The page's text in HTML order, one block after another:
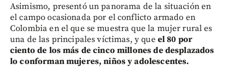
Asimismo, presentó un panorama de la situación en
el campo ocasionada por el conflicto armado en
Colombia en el que se muestra que la mujer rural es
una de las principales víctimas, y que el 80 por
ciento de los más de cinco millones de desplazados
lo conforman mujeres, niños y adolescentes.